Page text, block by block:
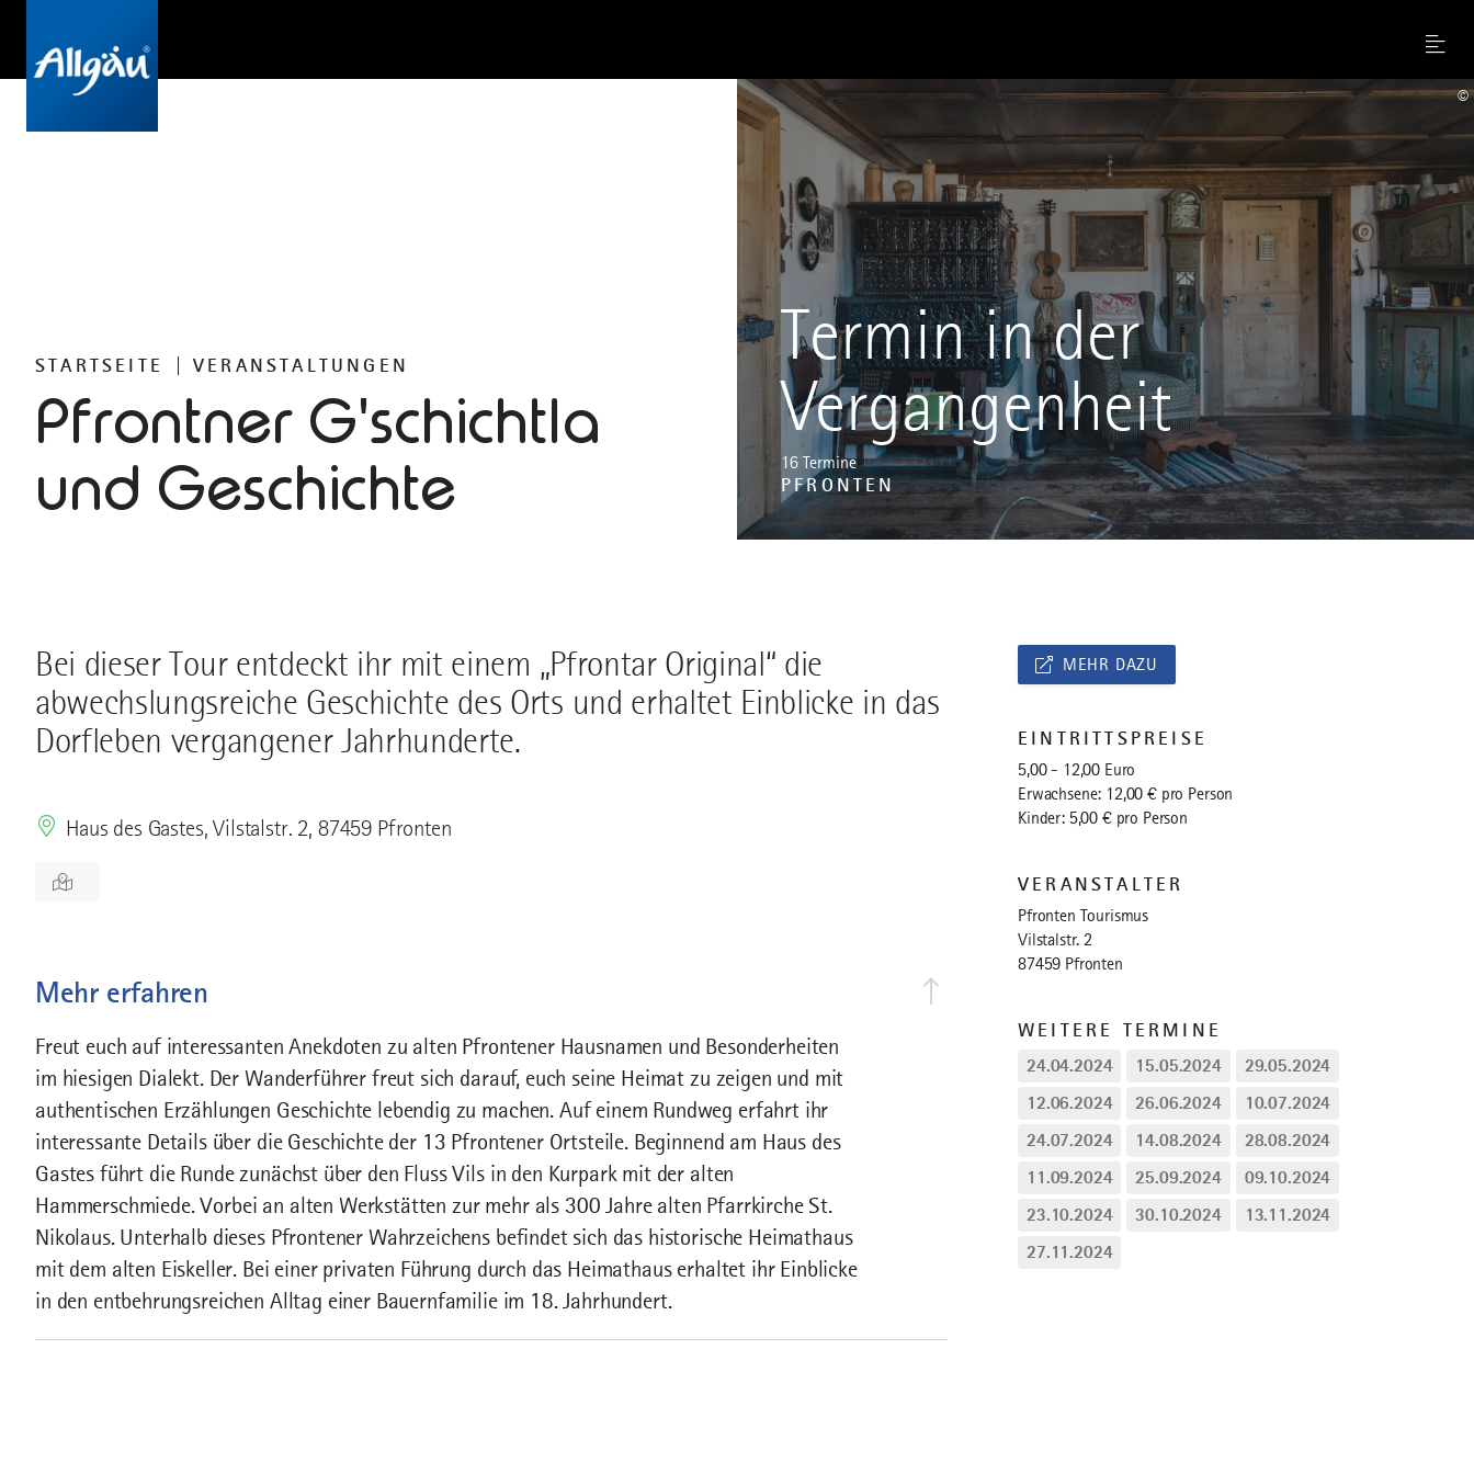
Menu
STARTSEITE VERANSTALTUNGEN
Pfrontner G'schichtla
und Geschichte
Termin in der
Vergangenheit
16 Termine
PFRONTEN
©
Bei dieser Tour entdeckt ihr mit einem „Pfrontar Original“ die
abwechslungsreiche Geschichte des Orts und erhaltet Einblicke in das
Dorfleben vergangener Jahrhunderte.
Haus des Gastes, Vilstalstr. 2, 87459 Pfronten
Mehr erfahren
Freut euch auf interessanten Anekdoten zu alten Pfrontener Hausnamen und Besonderheiten
im hiesigen Dialekt. Der Wanderführer freut sich darauf, euch seine Heimat zu zeigen und mit
authentischen Erzählungen Geschichte lebendig zu machen. Auf einem Rundweg erfahrt ihr
interessante Details über die Geschichte der 13 Pfrontener Ortsteile. Beginnend am Haus des
Gastes führt die Runde zunächst über den Fluss Vils in den Kurpark mit der alten
Hammerschmiede. Vorbei an alten Werkstätten zur mehr als 300 Jahre alten Pfarrkirche St.
Nikolaus. Unterhalb dieses Pfrontener Wahrzeichens befindet sich das historische Heimathaus
mit dem alten Eiskeller. Bei einer privaten Führung durch das Heimathaus erhaltet ihr Einblicke
in den entbehrungsreichen Alltag einer Bauernfamilie im 18. Jahrhundert.
MEHR DAZU
EINTRITTSPREISE
5,00 - 12,00 Euro
Erwachsene: 12,00 € pro Person
Kinder: 5,00 € pro Person
VERANSTALTER
Pfronten Tourismus
Vilstalstr. 2
87459 Pfronten
WEITERE TERMINE
24.04.2024 15.05.2024
29.05.2024
12.06.2024
26.06.2024
10.07.2024
24.07.2024
14.08.2024
28.08.2024
11.09.2024
25.09.2024
09.10.2024
23.10.2024
30.10.2024
13.11.2024
27.11.2024